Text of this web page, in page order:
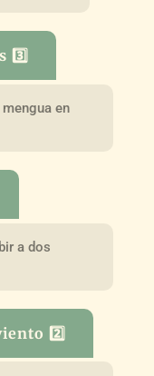
3️⃣
en
a dos
2️⃣